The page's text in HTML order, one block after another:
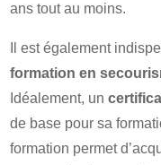
ans tout au moins.
Il est également
formation en
Idéalement, un
de base pour sa
formation permet